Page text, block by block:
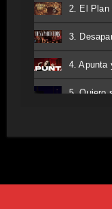
2. El Plan
3.
4. Apunta
5. Quiero